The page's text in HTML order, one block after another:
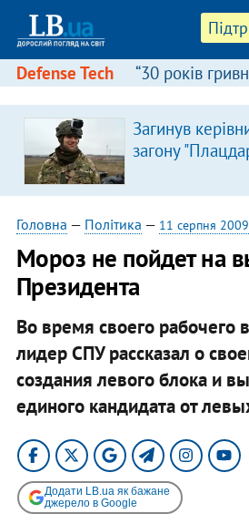
Defense Tech “30 років
Загинув
загону
Головна — Політика — 11 серпня 2009
Мороз не пойдет на
Президента
Во время своего рабочего
лидер СПУ рассказал о
создания левого блока и
единого кандидата от
Додати LB.ua як бажане
джерело в Google